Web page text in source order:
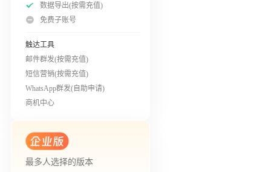
数据导出(按需充值)
免费子账号
触达工具
邮件群发(按需充值)
短信营销(按需充值)
WhatsApp群发(自助申请)
商机中心
最多人选择的版本